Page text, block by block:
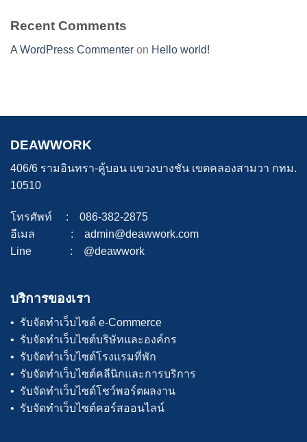
Recent Comments
A WordPress Commenter on Hello world!
DEAWWORK
406/6 รามอินทรา-คู้บอน แขวงบางชัน เขตคลองสามวา กทม.
10510
โทรศัพท์ : 086-382-2875
อีเมล : admin@deawwork.com
Line : @deawwork
บริการของเรา
• รับจัดทำเว็บไซต์ e-Commerce
• รับจัดทำเว็บไซต์บริษัทและองค์กร
• รับจัดทำเว็บไซต์โรงแรมที่พัก
• รับจัดทำเว็บไซต์คลีนิกและการบริการ
• รับจัดทำเว็บไซต์โชว์พอร์ตผลงาน
• รับจัดทำเว็บไซต์คอร์สออนไลน์